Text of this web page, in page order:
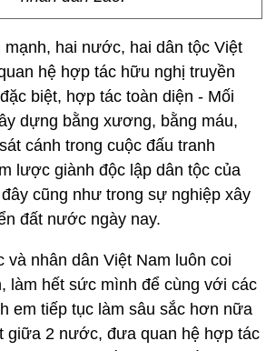
hai nước, hai dân tộc Việt
hệ hợp tác hữu nghị truyền
biệt, hợp tác toàn diện - Mối
dựng bằng xương, bằng máu,
cánh trong cuộc đấu tranh
lược giành độc lập dân tộc của
cũng như trong sự nghiệp xây
đất nước ngày nay.
nhân dân Việt Nam luôn coi
làm hết sức mình để cùng với các
em tiếp tục làm sâu sắc hơn nữa
giữa 2 nước, đưa quan hệ hợp tác